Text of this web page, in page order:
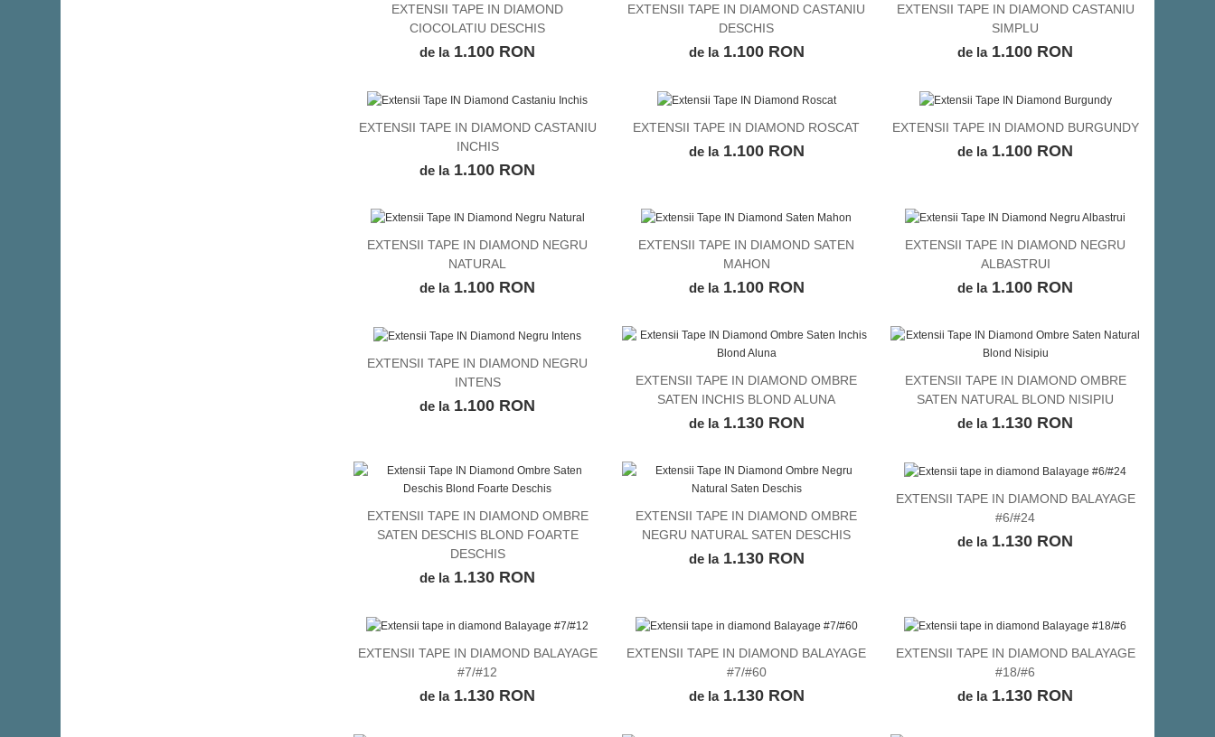
VEZI DETALII
EXTENSII TAPE IN DIAMOND
CIOCOLATIU DESCHIS
de la1.100 RON
VEZI DETALII
EXTENSII TAPE IN DIAMOND CASTANIU
DESCHIS
de la1.100 RON
VEZI DETALII
EXTENSII TAPE IN DIAMOND CASTANIU
SIMPLU
de la1.100 RON
VEZI DETALII
EXTENSII TAPE IN DIAMOND CASTANIU
INCHIS
de la1.100 RON
VEZI DETALII
EXTENSII TAPE IN DIAMOND ROSCAT
de la1.100 RON
VEZI DETALII
EXTENSII TAPE IN DIAMOND BURGUNDY
de la1.100 RON
VEZI DETALII
EXTENSII TAPE IN DIAMOND NEGRU
NATURAL
de la1.100 RON
VEZI DETALII
EXTENSII TAPE IN DIAMOND SATEN
MAHON
de la1.100 RON
VEZI DETALII
EXTENSII TAPE IN DIAMOND NEGRU
ALBASTRUI
de la1.100 RON
VEZI DETALII
EXTENSII TAPE IN DIAMOND NEGRU
INTENS
de la1.100 RON
VEZI DETALII
EXTENSII TAPE IN DIAMOND OMBRE
SATEN INCHIS BLOND ALUNA
de la1.130 RON
VEZI DETALII
EXTENSII TAPE IN DIAMOND OMBRE
SATEN NATURAL BLOND NISIPIU
de la1.130 RON
VEZI DETALII
EXTENSII TAPE IN DIAMOND OMBRE
SATEN DESCHIS BLOND FOARTE
DESCHIS
de la1.130 RON
VEZI DETALII
EXTENSII TAPE IN DIAMOND OMBRE
NEGRU NATURAL SATEN DESCHIS
de la1.130 RON
VEZI DETALII
EXTENSII TAPE IN DIAMOND BALAYAGE
#6/#24
de la1.130 RON
VEZI DETALII
EXTENSII TAPE IN DIAMOND BALAYAGE
#7/#12
de la1.130 RON
VEZI DETALII
EXTENSII TAPE IN DIAMOND BALAYAGE
#7/#60
de la1.130 RON
VEZI DETALII
EXTENSII TAPE IN DIAMOND BALAYAGE
#18/#6
de la1.130 RON